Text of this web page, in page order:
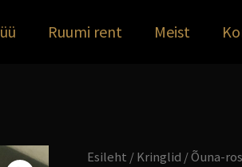
Ruumi rent Meist
Esileht /Kringlid / Õuna-
Õuna-